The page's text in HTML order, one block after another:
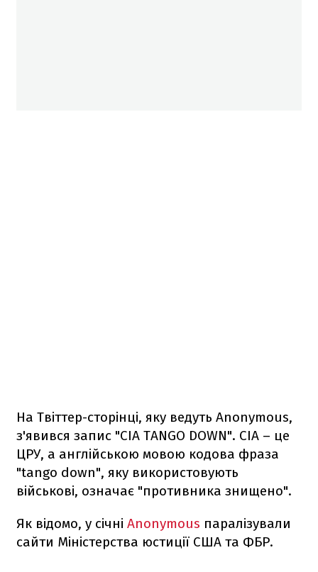
На Твіттер-сторінці, яку ведуть Anonymous,
з'явився запис "CIA TANGO DOWN". CIA – це
ЦРУ, а англійською мовою кодова фраза
"tango down", яку використовують
військові, означає "противника знищено".
Як відомо, у січні Anonymous паралізували
сайти Міністерства юстиції США та ФБР.